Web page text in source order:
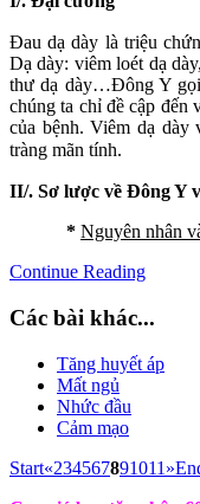
Đau dạ dày là triệu
Dạ dày: viêm loét dạ
thư dạ dày…Đông Y
chúng ta chỉ đề cập đến
của bệnh. Viêm dạ dày
tràng mãn tính.
II/. Sơ lược về Đông Y
* Nguyên nhân
Continue Reading
Các bài khác...
Tăng huyết áp
Mất ngủ
Nhức đầu
Cảm mạo
Start«234567891011 »